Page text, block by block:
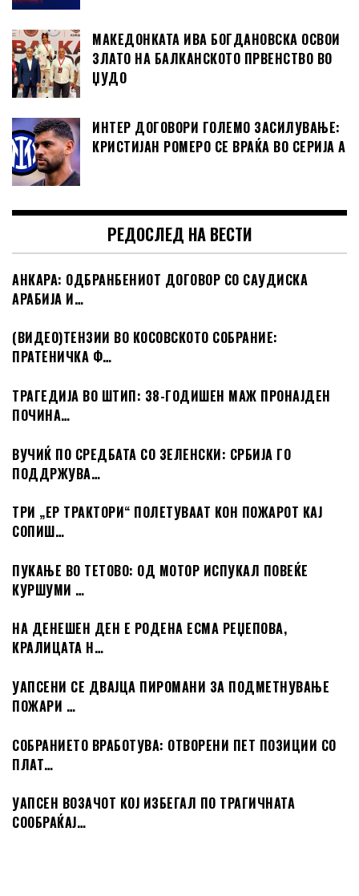
МАКЕДОНКАТА ИВА БОГДАНОВСКА ОСВОИ
ЗЛАТО НА БАЛКАНСКОТО ПРВЕНСТВО ВО
ЏУДО
ИНТЕР ДОГОВОРИ ГОЛЕМО ЗАСИЛУВАЊЕ:
КРИСТИЈАН РОМЕРО СЕ ВРАЌА ВО СЕРИЈА А
РЕДОСЛЕД НА ВЕСТИ
АНКАРА: ОДБРАНБЕНИОТ ДОГОВОР СО САУДИСКА
АРАБИЈА И…
(ВИДЕО)ТЕНЗИИ ВО КОСОВСКОТО СОБРАНИЕ:
ПРАТЕНИЧКА Ф…
ТРАГЕДИЈА ВО ШТИП: 38-ГОДИШЕН МАЖ ПРОНАЈДЕН
ПОЧИНА…
ВУЧИЌ ПО СРЕДБАТА СО ЗЕЛЕНСКИ: СРБИЈА ГО
ПОДДРЖУВА…
ТРИ „ЕР ТРАКТОРИ“ ПОЛЕТУВААТ КОН ПОЖАРОТ КАЈ
СОПИШ…
ПУКАЊЕ ВО ТЕТОВО: ОД МОТОР ИСПУКАЛ ПОВЕЌЕ
КУРШУМИ …
НА ДЕНЕШЕН ДЕН Е РОДЕНА ЕСМА РЕЏЕПОВА,
КРАЛИЦАТА Н…
УАПСЕНИ СЕ ДВАЈЦА ПИРОМАНИ ЗА ПОДМЕТНУВАЊЕ
ПОЖАРИ …
СОБРАНИЕТО ВРАБОТУВА: ОТВОРЕНИ ПЕТ ПОЗИЦИИ СО
ПЛАТ…
УАПСЕН ВОЗАЧОТ КОЈ ИЗБЕГАЛ ПО ТРАГИЧНАТА
СООБРАЌАЈ…